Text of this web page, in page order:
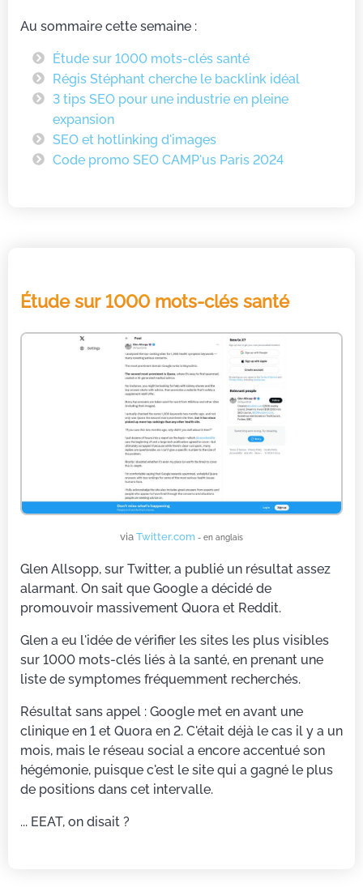
Au sommaire cette semaine :
Étude sur 1000 mots-clés santé
Régis Stéphant cherche le backlink idéal
3 tips SEO pour une industrie en pleine
expansion
SEO et hotlinking d'images
Code promo SEO CAMP'us Paris 2024
Étude sur 1000 mots-clés santé
via Twitter.com - en anglais
Glen Allsopp, sur Twitter, a publié un résultat assez
alarmant. On sait que Google a décidé de
promouvoir massivement Quora et Reddit.
Glen a eu l'idée de vérifier les sites les plus visibles
sur 1000 mots-clés liés à la santé, en prenant une
liste de symptomes fréquemment recherchés.
Résultat sans appel : Google met en avant une
clinique en 1 et Quora en 2. C'était déjà le cas il y a un
mois, mais le réseau social a encore accentué son
hégémonie, puisque c'est le site qui a gagné le plus
de positions dans cet intervalle.
... EEAT, on disait ?